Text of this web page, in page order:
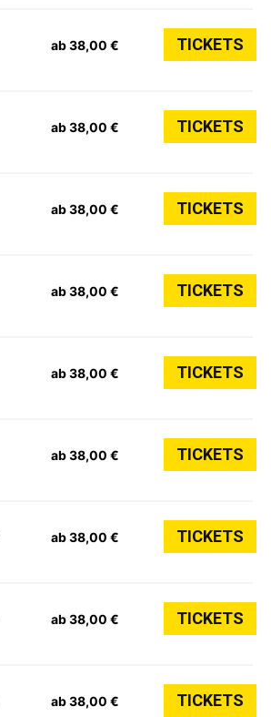
ab 38,00 € TICKETS
ab 38,00 € TICKETS
ab 38,00 € TICKETS
ab 38,00 € TICKETS
ab 38,00 € TICKETS
ab 38,00 € TICKETS
ab 38,00 € TICKETS
ab 38,00 € TICKETS
ab 38,00 € TICKETS